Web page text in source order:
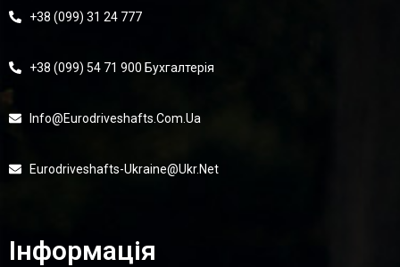
+38 (099) 31 24 777
+38 (099) 54 71 900 Бухгалтерія
Info@eurodriveshafts.com.ua
Eurodriveshafts-Ukraine@ukr.net
Інформація